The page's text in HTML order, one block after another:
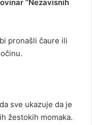
“Nezavisnih
pronašli čaure ili
sve ukazuje da je
žestokih momaka.